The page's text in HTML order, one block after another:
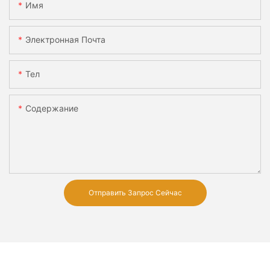
Имя
Электронная Почта
Тел
Содержание
Отправить Запрос Сейчас